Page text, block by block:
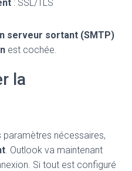
: SSL/TLS
serveur sortant (SMTP)
est cochée.
la
nécessaires,
. Outlook va maintenant
Si tout est configuré